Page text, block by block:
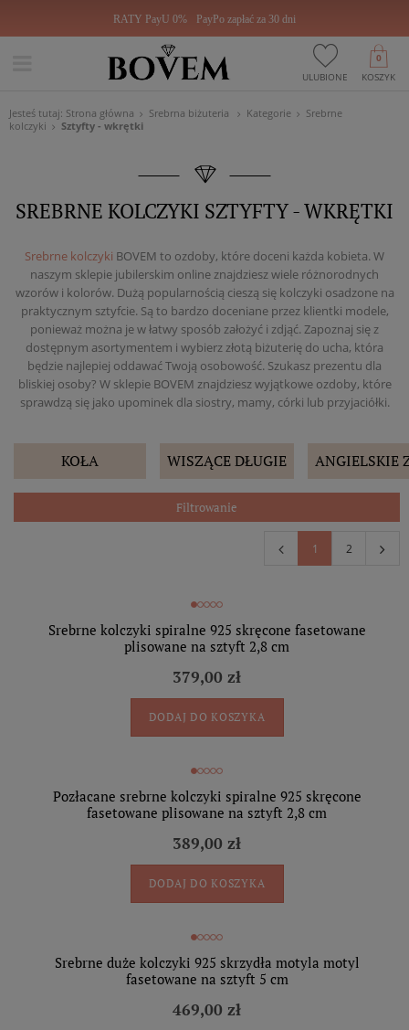
RATY PayU 0% PayPo zapłać za 30 dni
ULUBIONE KOSZYK
0
Jesteś tutaj: Strona główna Srebrna biżuteria Kategorie
Srebrne
kolczyki
Sztyfty - wkrętki
SREBRNE KOLCZYKI SZTYFTY - WKRĘTKI
Srebrne kolczyki BOVEM to ozdoby, które doceni każda kobieta. W
naszym sklepie jubilerskim online znajdziesz wiele różnorodnych
wzorów i kolorów. Dużą popularnością cieszą się kolczyki osadzone na
praktycznym sztyfcie. Są to bardzo doceniane przez klientki modele,
ponieważ można je w łatwy sposób założyć i zdjąć. Zapoznaj się z
dostępnym asortymentem i wybierz złotą biżuterię do ucha, która
będzie najlepiej oddawać Twoją osobowość. Szukasz prezentu dla
bliskiej osoby? W sklepie BOVEM znajdziesz wyjątkowe ozdoby, które
sprawdzą się jako upominek dla siostry, mamy, córki lub przyjaciółki.
KOŁA WISZĄCE DŁUGIE ANGIELSKIE
Filtrowanie
1 2
Srebrne kolczyki spiralne 925 skręcone fasetowane
plisowane na sztyft 2,8 cm
379,00 zł
DODAJ DO KOSZYKA
Pozłacane srebrne kolczyki spiralne 925 skręcone
fasetowane plisowane na sztyft 2,8 cm
389,00 zł
DODAJ DO KOSZYKA
Srebrne duże kolczyki 925 skrzydła motyla motyl
fasetowane na sztyft 5 cm
469,00 zł